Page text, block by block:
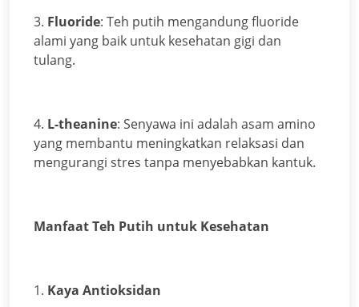
3. Fluoride: Teh putih mengandung fluoride
alami yang baik untuk kesehatan gigi dan
tulang.
4. L-theanine: Senyawa ini adalah asam amino
yang membantu meningkatkan relaksasi dan
mengurangi stres tanpa menyebabkan kantuk.
Manfaat Teh Putih untuk Kesehatan
1. Kaya Antioksidan